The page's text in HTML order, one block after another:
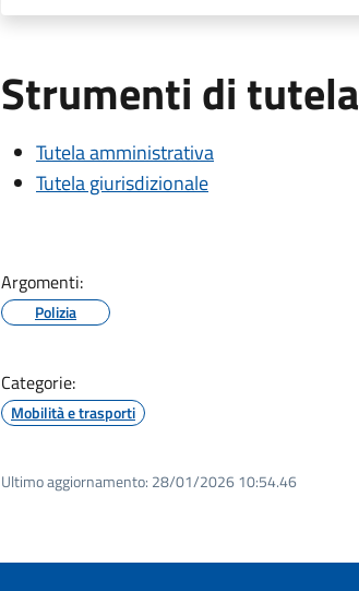
Strumenti di tutela
Tutela amministrativa
Tutela giurisdizionale
Argomenti:
Polizia
Categorie:
Mobilità e trasporti
Ultimo aggiornamento: 28/01/2026 10:54.46